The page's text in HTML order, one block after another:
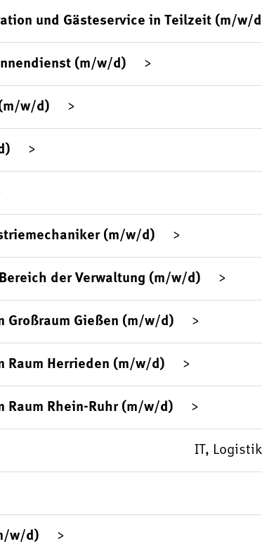
und Gästeservice in Teilzeit (m/w/
(m/w/d)
w/d)
(m/w/d)
der Verwaltung (m/w/d)
Großraum Gießen (m/w/d)
Raum Herrieden (m/w/d)
Raum Rhein-Ruhr (m/w/d)
IT,
w/d)